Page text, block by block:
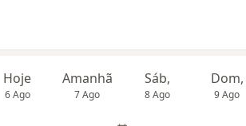
Hoje
6 Ago
Amanhã
7 Ago
Sáb,
8 Ago
Dom,
9 Ago